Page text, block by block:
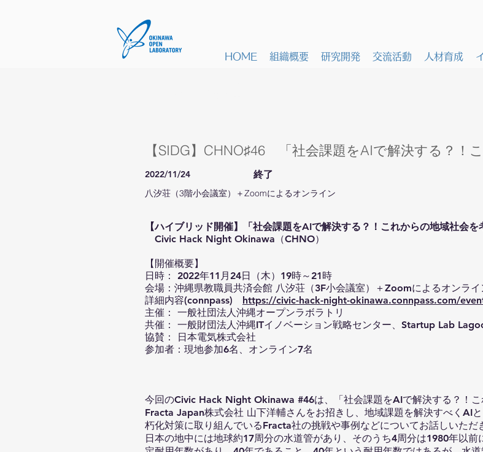
HOME 組織概要 研究開発 交流活動 人材育成
【SIDG】CHNO♯46 「社会課題をAIで解決する？！
2022/11/24 終了
八汐荘（3階小会議室）＋Zoomによるオンライン
【ハイブリッド開催】「社会課題をAIで解決する？！これからの地域社会を
Civic Hack Night Okinawa（CHNO）
【開催概要】
日時： 2022年11月24日（木）19時～21時
会場：沖縄県教職員共済会館 八汐荘（3F小会議室）＋Zoomによるオンライ
詳細内容(connpass) https://civic-hack-night-okinawa.connpass.com/
主催： 一般社団法人沖縄オープンラボラトリ
共催： 一般財団法人沖縄ITイノベーション戦略センター、Startup Lab
協賛： 日本電気株式会社
参加者：現地参加6名、オンライン7名
今回のCivic Hack Night Okinawa #46は、「社会課題をAIで解決する？！こ
Fracta Japan株式会社 山下洋輔さんをお招きし、地域課題を解決すべくAI
朽化対策に取り組んでいるFracta社の挑戦や事例などについてお話しいただ
日本の地中には地球約17周分の水道管があり、そのうち4周分は1980年以